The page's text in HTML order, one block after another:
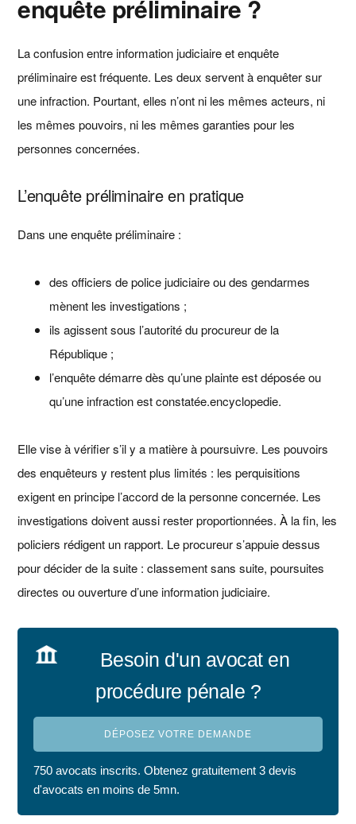
enquête préliminaire ?
La confusion entre information judiciaire et enquête
préliminaire est fréquente. Les deux servent à enquêter sur
une infraction. Pourtant, elles n’ont ni les mêmes acteurs, ni
les mêmes pouvoirs, ni les mêmes garanties pour les
personnes concernées.
L’enquête préliminaire en pratique
Dans une enquête préliminaire :
des officiers de police judiciaire ou des gendarmes
mènent les investigations ;
ils agissent sous l’autorité du procureur de la
République ;
l’enquête démarre dès qu’une plainte est déposée ou
qu’une infraction est constatée.encyclopedie.
Elle vise à vérifier s’il y a matière à poursuivre. Les pouvoirs
des enquêteurs y restent plus limités : les perquisitions
exigent en principe l’accord de la personne concernée. Les
investigations doivent aussi rester proportionnées. À la fin, les
policiers rédigent un rapport. Le procureur s’appuie dessus
pour décider de la suite : classement sans suite, poursuites
directes ou ouverture d’une information judiciaire.
Besoin d'un avocat en
procédure pénale ?
DÉPOSEZ VOTRE DEMANDE
750 avocats inscrits. Obtenez gratuitement 3 devis
d'avocats en moins de 5mn.